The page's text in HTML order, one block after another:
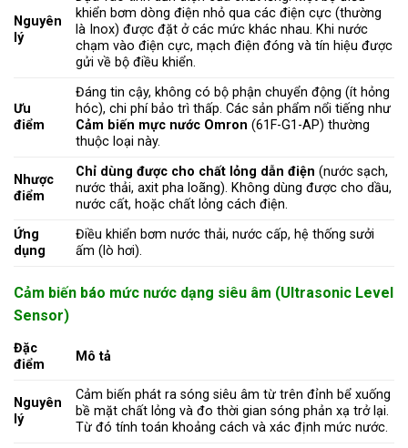
Nguyên
lý
khiển bơm dòng điện nhỏ qua các điện cực (thường
là Inox) được đặt ở các mức khác nhau. Khi nước
chạm vào điện cực, mạch điện đóng và tín hiệu được
gửi về bộ điều khiển.
Ưu
điểm
Đáng tin cậy, không có bộ phận chuyển động (ít hỏng
hóc), chi phí bảo trì thấp. Các sản phẩm nổi tiếng như
Cảm biến mực nước Omron (61F-G1-AP) thường
thuộc loại này.
Nhược
điểm
Chỉ dùng được cho chất lỏng dẫn điện (nước sạch,
nước thải, axit pha loãng). Không dùng được cho dầu,
nước cất, hoặc chất lỏng cách điện.
Ứng
dụng
Điều khiển bơm nước thải, nước cấp, hệ thống sưởi
ấm (lò hơi).
Cảm biến báo mức nước dạng siêu âm (Ultrasonic Level
Sensor)
Đặc
điểm
Mô tả
Nguyên
lý
Cảm biến phát ra sóng siêu âm từ trên đỉnh bể xuống
bề mặt chất lỏng và đo thời gian sóng phản xạ trở lại.
Từ đó tính toán khoảng cách và xác định mức nước.